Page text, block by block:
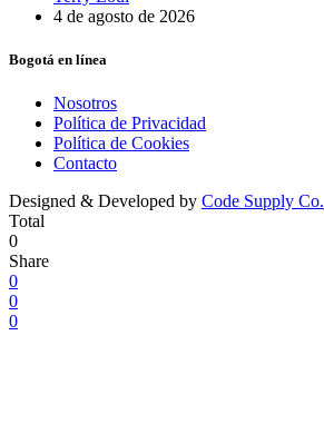
4 de agosto de 2026
Bogotá en línea
Nosotros
Política de Privacidad
Política de Cookies
Contacto
Designed & Developed by Code Supply Co.
Total
0
Share
0
0
0